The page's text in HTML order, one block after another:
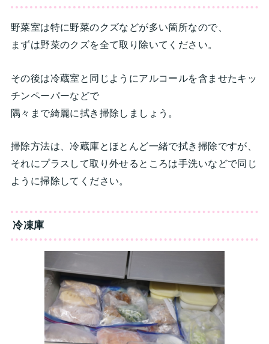
野菜室は特に野菜のクズなどが多い箇所なので、
まずは野菜のクズを全て取り除いてください。
その後は冷蔵室と同じようにアルコールを含ませたキッ
チンペーパーなどで
隅々まで綺麗に拭き掃除しましょう。
掃除方法は、冷蔵庫とほとんど一緒で拭き掃除ですが、
それにプラスして取り外せるところは手洗いなどで同じ
ように掃除してください。
冷凍庫